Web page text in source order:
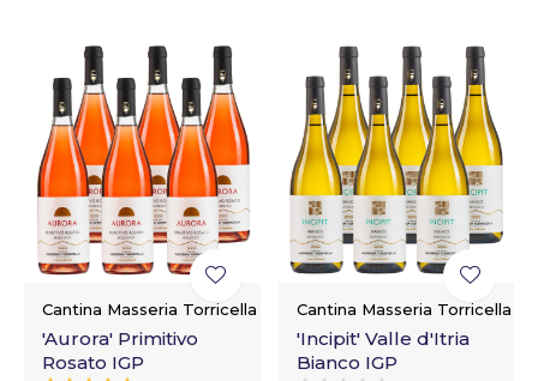
Cantina Masseria Torricella
'Aurora' Primitivo
Rosato IGP
Cantina Masseria Torricella
'Incipit' Valle d'Itria
Bianco IGP